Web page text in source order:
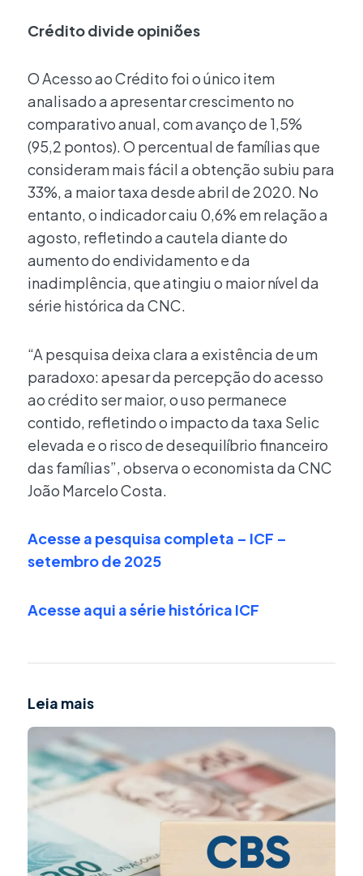
Crédito divide opiniões
O Acesso ao Crédito foi o único item
analisado a apresentar crescimento no
comparativo anual, com avanço de 1,5%
(95,2 pontos). O percentual de famílias que
consideram mais fácil a obtenção subiu para
33%, a maior taxa desde abril de 2020. No
entanto, o indicador caiu 0,6% em relação a
agosto, refletindo a cautela diante do
aumento do endividamento e da
inadimplência, que atingiu o maior nível da
série histórica da CNC.
“A pesquisa deixa clara a existência de um
paradoxo: apesar da percepção do acesso
ao crédito ser maior, o uso permanece
contido, refletindo o impacto da taxa Selic
elevada e o risco de desequilíbrio financeiro
das famílias”, observa o economista da CNC
João Marcelo Costa.
Acesse a pesquisa completa – ICF –
setembro de 2025
Acesse aqui a série histórica ICF
Leia mais